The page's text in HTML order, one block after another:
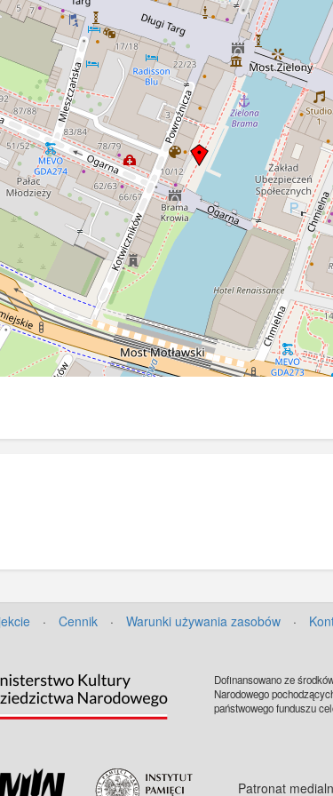
· Cennik · Warunki używania zasobów ·
Dofinansowano ze
Narodowego
państwowego funduszu
Patronat